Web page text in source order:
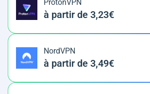
ProtonVPN
à partir de 3,23€
NordVPN
à partir de 3,49€